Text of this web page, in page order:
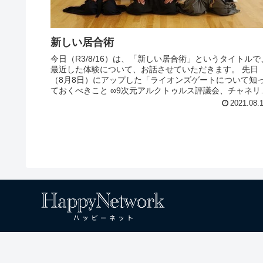
新しい居合術
今日（R3/8/16）は、「新しい居合術」というタイトルで
最近した体験について、お話させていただきます。 先日
（8月8日）にアップした「ライオンズゲートについて知
ておくべきこと ∞9次元アルクトゥルス評議会、チャネリ